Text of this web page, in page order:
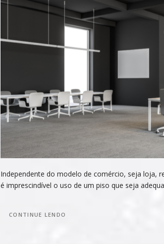
Independente do modelo de comércio, seja loja,
é imprescindível o uso de um piso que seja
CONTINUE LENDO